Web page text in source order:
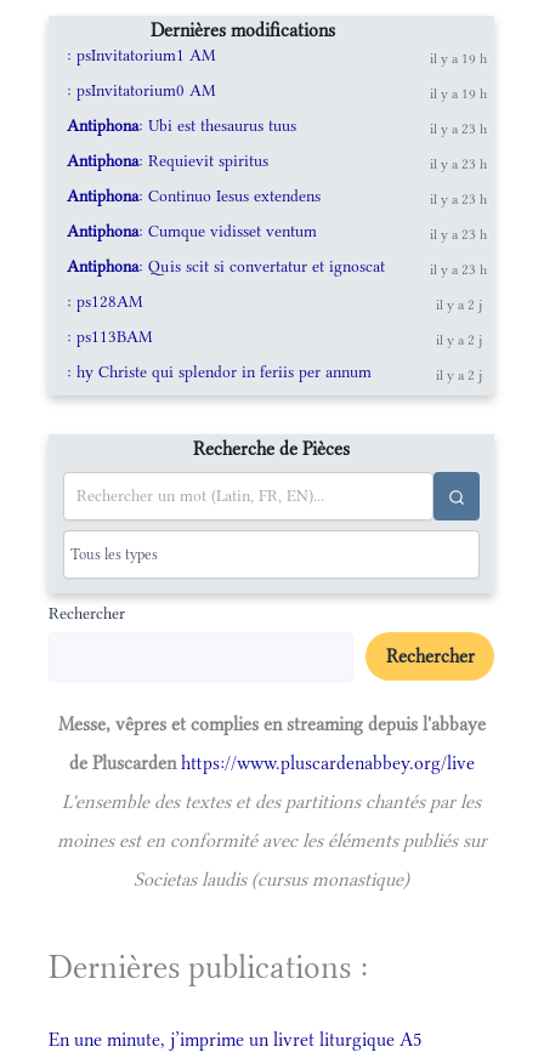
Dernières modifications
: psInvitatorium1 AM il y a 19 h
: psInvitatorium0 AM il y a 19 h
Antiphona: Ubi est thesaurus tuus il y a 23 h
Antiphona: Requievit spiritus il y a 23 h
Antiphona: Continuo Iesus extendens il y a 23 h
Antiphona: Cumque vidisset ventum il y a 23 h
Antiphona: Quis scit si convertatur et ignoscat il y a 23 h
: ps128AM il y a 2 j
: ps113BAM il y a 2 j
: hy Christe qui splendor in feriis per annum il y a 2 j
Recherche de Pièces
Rechercher
Rechercher
Messe, vêpres et complies en streaming depuis l'abbaye
de Pluscardenhttps://www.pluscardenabbey.org/live
L'ensemble des textes et des partitions chantés par les
moines est en conformité avec les éléments publiés sur
Societas laudis (cursus monastique)
Dernières publications :
En une minute, j’imprime un livret liturgique A5